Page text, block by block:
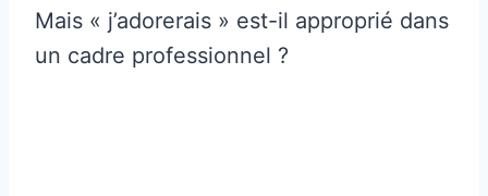
Mais « j’adorerais » est-il approprié dans
un cadre professionnel ?